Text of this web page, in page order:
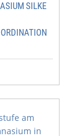
SILKE